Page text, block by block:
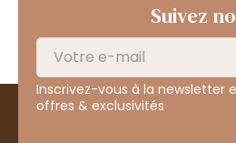
Suivez
Inscrivez-vous à la newsletter
offres & exclusivités